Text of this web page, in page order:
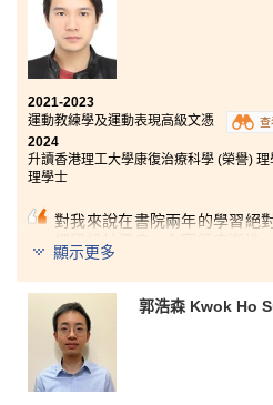
最後，我要衷心感謝所有書院
指導，我可能無法獲得滿意的成
2021-2023
運動教練學及運動表現高級文憑
2024
升讀香港理工大學康復治療科學 (榮譽)
理學士
對我來說在書院兩年的學習絕
課程設計優良，內容循序漸進
生活。實習機會更可以讓我將
師們亦樂於協助同學面對難題
子，亦正因如此，令我更有信
將來的路必定會有更多磨鍊，
難而上，一定可以發揮你無限的
顯示更多
郭浩森 Kwok Ho